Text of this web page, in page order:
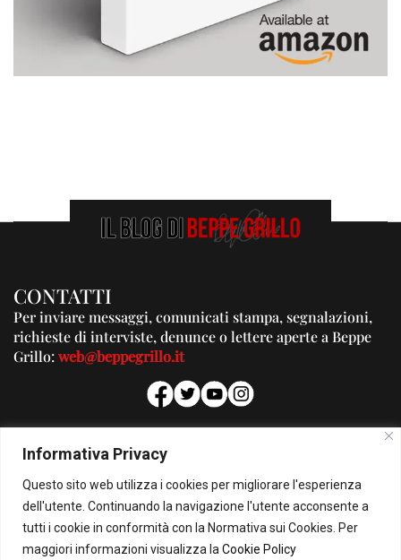
Informativa Privacy
Questo sito web utilizza i cookies per migliorare l'esperienza
dell'utente. Continuando la navigazione l'utente acconsente a
tutti i cookie in conformità con la Normativa sui Cookies. Per
maggiori informazioni visualizza la Cookie Policy
CONTATTI
Per inviare messaggi, comunicati stampa, segnalazioni,
richieste di interviste, denunce o lettere aperte a Beppe
Grillo:web@beppegrillo.it
PUBBLICITA'
Per la tua pubblicità su questo Blog:
pubblicita@beppegrillo.it